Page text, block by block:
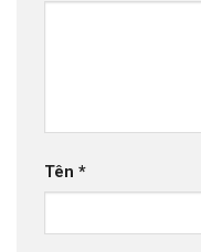
Tên *